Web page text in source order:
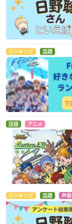
ランキング 話題
話題 アニメ
ランキング 話題 声優